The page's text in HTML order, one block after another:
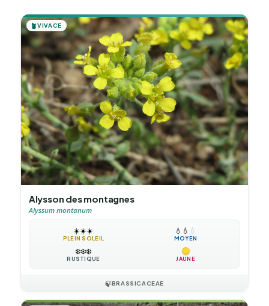
🪴VIVACE
Alysson des montagnes
Alyssum montanum
☀️☀️☀️
PLEIN SOLEIL
💧 💧 💧
MOYEN
❄️❄️❄️
RUSTIQUE JAUNE
🍃BRASSICACEAE